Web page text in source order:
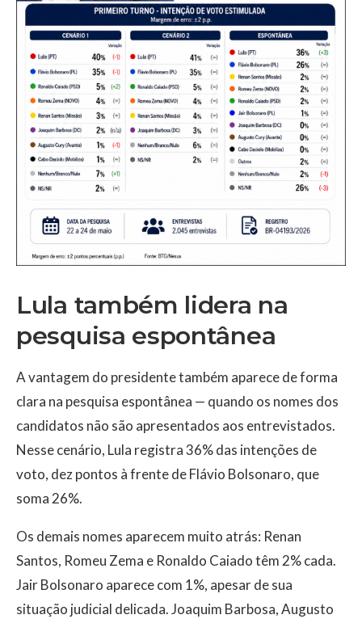
Lula também lidera na
pesquisa espontânea
A vantagem do presidente também aparece de forma
clara na pesquisa espontânea — quando os nomes dos
candidatos não são apresentados aos entrevistados.
Nesse cenário, Lula registra 36% das intenções de
voto, dez pontos à frente de Flávio Bolsonaro, que
soma 26%.
Os demais nomes aparecem muito atrás: Renan
Santos, Romeu Zema e Ronaldo Caiado têm 2% cada.
Jair Bolsonaro aparece com 1%, apesar de sua
situação judicial delicada. Joaquim Barbosa, Augusto